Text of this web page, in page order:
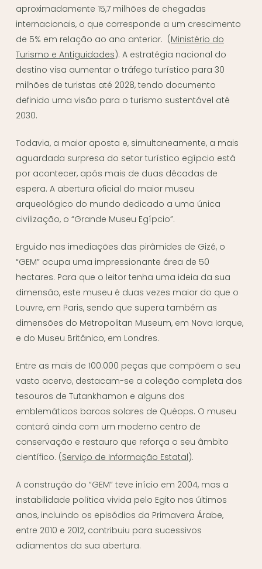
aproximadamente 15,7 milhões de chegadas
internacionais, o que corresponde a um crescimento
de 5% em relação ao ano anterior. (Ministério do
Turismo e Antiguidades). A estratégia nacional do
destino visa aumentar o tráfego turístico para 30
milhões de turistas até 2028, tendo documento
definido uma visão para o turismo sustentável até
2030.
Todavia, a maior aposta e, simultaneamente, a mais
aguardada surpresa do setor turístico egípcio está
por acontecer, após mais de duas décadas de
espera. A abertura oficial do maior museu
arqueológico do mundo dedicado a uma única
civilização, o “Grande Museu Egípcio”.
Erguido nas imediações das pirâmides de Gizé, o
“GEM” ocupa uma impressionante área de 50
hectares. Para que o leitor tenha uma ideia da sua
dimensão, este museu é duas vezes maior do que o
Louvre, em Paris, sendo que supera também as
dimensões do Metropolitan Museum, em Nova Iorque,
e do Museu Britânico, em Londres.
Entre as mais de 100.000 peças que compõem o seu
vasto acervo, destacam-se a coleção completa dos
tesouros de Tutankhamon e alguns dos
emblemáticos barcos solares de Quéops. O museu
contará ainda com um moderno centro de
conservação e restauro que reforça o seu âmbito
científico. (Serviço de Informação Estatal).
A construção do “GEM” teve início em 2004, mas a
instabilidade política vivida pelo Egito nos últimos
anos, incluindo os episódios da Primavera Árabe,
entre 2010 e 2012, contribuiu para sucessivos
adiamentos da sua abertura.